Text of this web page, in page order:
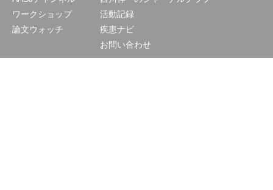
ワークショップ
論文ウォッチ
活動記録
疾患ナビ
お問い合わせ